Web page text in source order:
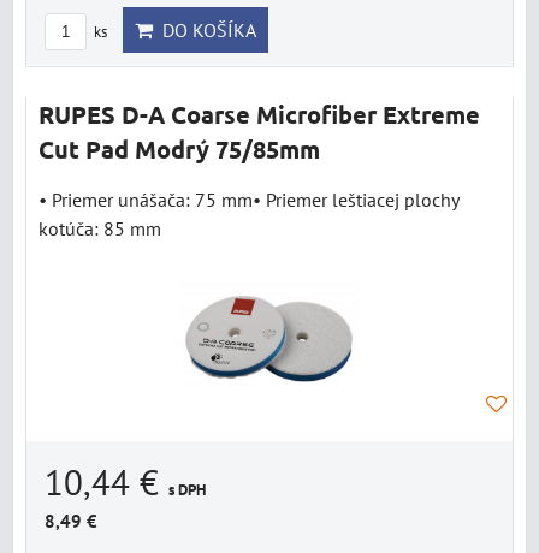
ks DO KOŠÍKA
RUPES D-A Coarse Microfiber Extreme
Cut Pad Modrý 75/85mm
• Priemer unášača: 75 mm• Priemer leštiacej plochy
kotúča: 85 mm
10,44 € s DPH
8,49 €